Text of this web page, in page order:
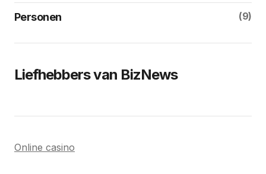
Personen (9)
Liefhebbers van BizNews
Online casino